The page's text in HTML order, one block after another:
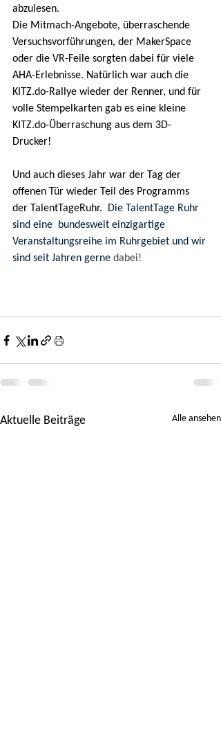
abzulesen.
Die Mitmach-Angebote, überraschende
Versuchsvorführungen, der MakerSpace
oder die VR-Feile sorgten dabei für viele
AHA-Erlebnisse. Natürlich war auch die
KITZ.do-Rallye wieder der Renner, und für
volle Stempelkarten gab es eine kleine
KITZ.do-Überraschung aus dem 3D-
Drucker!
Und auch dieses Jahr war der Tag der
offenen Tür wieder Teil des Programms
der TalentTageRuhr.
Die TalentTage Ruhr
sind eine  bundesweit einzigartige
Veranstaltungsreihe im Ruhrgebiet und wir
sind seit Jahren gerne dabei!
Aktuelle Beiträge Alle ansehen